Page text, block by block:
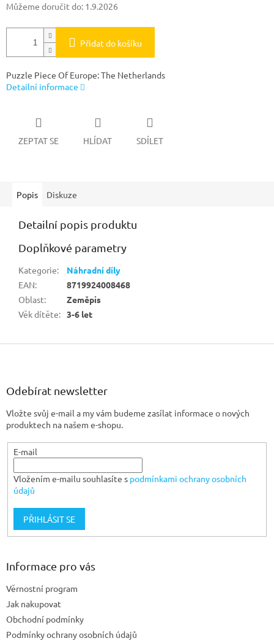
Můžeme doručit do: 1.9.2026
Přidat do košíku
Puzzle Piece Of Europe: The Netherlands
Detailní informace
ZEPTAT SE HLÍDAT SDÍLET
Popis Diskuze
Detailní popis produktu
Doplňkové parametry
Kategorie:
Náhradní díly
EAN:
8719924008468
Oblast:
Zeměpis
Věk dítěte: 3-6 let
Z
Odebírat newsletter
Vložte svůj e-mail a my vám budeme zasílat informace o nových
produktech na našem e-shopu.
E-mail
Vložením e-mailu souhlasíte s podmínkami ochrany osobních
údajů
PŘIHLÁSIT SE
Informace pro vás
Věrnostní program
Jak nakupovat
Obchodní podmínky
Podmínky ochrany osobních údajů